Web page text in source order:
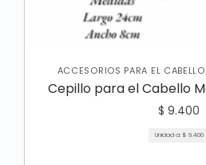
ACCESORIOS PARA EL CABELLO
Cepillo para el Cabello
$ 9.400
Unidad a: $ 9.400